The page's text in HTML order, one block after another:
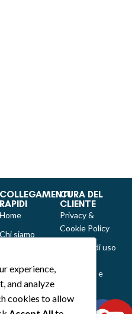
COLLEGAMENTI
RAPIDI
Home
Chi siamo
Newsletter
Contatti
CURA DEL
CLIENTE
Privacy &
Cookie Policy
Politiche di uso
spedizioni e
experience,
and analyze
cookies to allow